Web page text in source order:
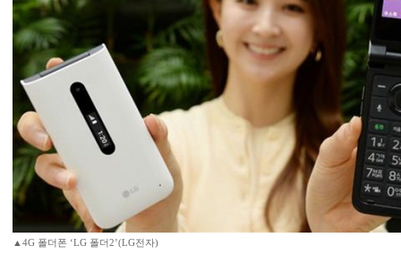
▲4G 폴더폰 ‘LG 폴더2’(LG전자)